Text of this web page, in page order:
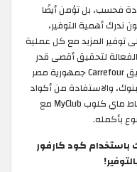
فحسب، بل تؤمن أيضًا
أهمية التوفير،
توفير المزيد مع كل عملية
لتحقيق أقصى قدر
من التوفير عند التسوق من موقع أو تطبيق Carrefour جمهورية مصر
والاستفادة من أكواد
خصم كارفور 2026 الحصرية وحتى دمج نقاط ماي كلوب MyClub مع
بأكمله.
كود كارفور